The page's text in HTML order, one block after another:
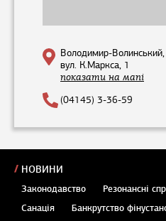
Володимир-
вул. К.Маркса, 1
показати на мапі
(04145) 3-36-59
НОВИНИ
Законодавство Резонансні
Санація
Банкрутство